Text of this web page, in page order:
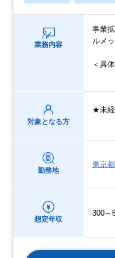
業務内容
事業
ルメ
＜具
対象となる方
★未
勤務地
東京都
想定年収
300～